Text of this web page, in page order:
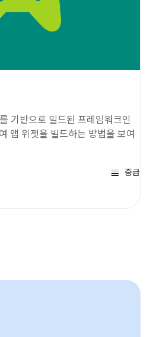
기반으로 빌드된 프레임워크인
앱 위젯을 빌드하는 방법을 보여
중급